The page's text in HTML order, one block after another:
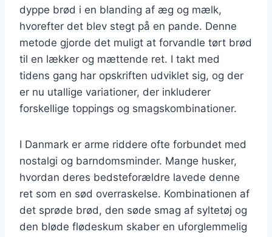
dyppe brød i en blanding af æg og mælk,
hvorefter det blev stegt på en pande. Denne
metode gjorde det muligt at forvandle tørt brød
til en lækker og mættende ret. I takt med
tidens gang har opskriften udviklet sig, og der
er nu utallige variationer, der inkluderer
forskellige toppings og smagskombinationer.
I Danmark er arme riddere ofte forbundet med
nostalgi og barndomsminder. Mange husker,
hvordan deres bedsteforældre lavede denne
ret som en sød overraskelse. Kombinationen af
det sprøde brød, den søde smag af syltetøj og
den bløde flødeskum skaber en uforglemmelig